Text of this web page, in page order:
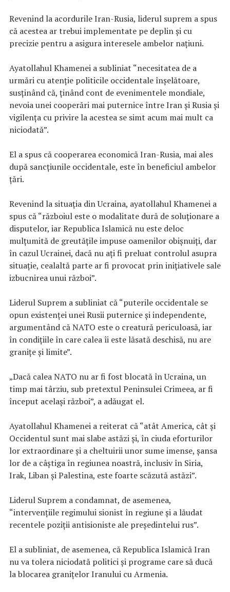
Revenind la acordurile Iran-Rusia, liderul suprem a spus
că acestea ar trebui implementate pe deplin și cu
precizie pentru a asigura interesele ambelor națiuni.
Ayatollahul Khamenei a subliniat “necesitatea de a
urmări cu atenţie politicile occidentale înșelătoare,
susținând că, ținând cont de evenimentele mondiale,
nevoia unei cooperări mai puternice între Iran și Rusia și
vigilența cu privire la acestea se simt acum mai mult ca
niciodată”.
El a spus că cooperarea economică Iran-Rusia, mai ales
după sancțiunile occidentale, este în beneficiul ambelor
țări.
Revenind la situația din Ucraina, ayatollahul Khamenei a
spus că “războiul este o modalitate dură de soluționare a
disputelor, iar Republica Islamică nu este deloc
mulțumită de greutățile impuse oamenilor obișnuiți, dar
în cazul Ucrainei, dacă nu ați fi preluat controlul asupra
situație, cealaltă parte ar fi provocat prin inițiativele sale
izbucnirea unui război”.
Liderul Suprem a subliniat că “puterile occidentale se
opun existenței unei Rusii puternice și independente,
argumentând că NATO este o creatură periculoasă, iar
în condiţiile în care calea îi este lăsată deschisă, nu are
granițe și limite”.
„Dacă calea NATO nu ar fi fost blocată în Ucraina, un
timp mai târziu, sub pretextul Peninsulei Crimeea, ar fi
început același război”, a adăugat el.
Ayatollahul Khamenei a reiterat că “atât America, cât și
Occidentul sunt mai slabe astăzi și, în ciuda eforturilor
lor extraordinare și a cheltuirii unor sume imense, șansa
lor de a câștiga în regiunea noastră, inclusiv în Siria,
Irak, Liban și Palestina, este foarte scăzută astăzi”.
Liderul Suprem a condamnat, de asemenea,
“intervențiile regimului sionist în regiune și a lăudat
recentele poziții antisioniste ale președintelui rus”.
El a subliniat, de asemenea, că Republica Islamică Iran
nu va tolera niciodată politici și programe care să ducă
la blocarea graniţelor Iranului cu Armenia.